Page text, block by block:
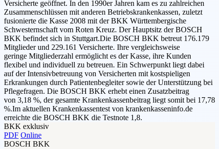
Versicherte geöffnet. In den 1990er Jahren kam es zu zahlreichen
Zusammenschlüssen mit anderen Betriebskrankenkassen, zuletzt
fusionierte die Kasse 2008 mit der BKK Württembergische
Schwesternschaft vom Roten Kreuz. Der Hauptsitz der BOSCH
BKK befindet sich in Stuttgart.Die BOSCH BKK betreut 176.179
Mitglieder und 229.161 Versicherte. Ihre vergleichsweise
geringe Mitgliederzahl ermöglicht es der Kasse, ihre Kunden
flexibel und individuell zu betreuen. Ein Schwerpunkt liegt dabei
auf der Intensivbetreuung von Versicherten mit kostspieligen
Erkrankungen durch Patientenbegleiter sowie der Unterstützung bei
Pflegefragen. Die BOSCH BKK erhebt einen Zusatzbeitrag
von 3,18 %, der gesamte Krankenkassenbeitrag liegt somit bei 17,78
%.Im aktuellen Krankenkassentest von krankenkasseninfo.de
erreichte die BOSCH BKK die Testnote 1,8.
BKK exklusiv
PDF Online
BOSCH BKK